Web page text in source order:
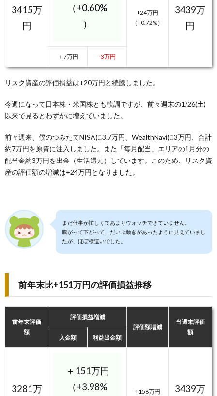
3415万
円
（+0.60%
）
+24万円
（+0.72%）
3439万
円
＋7万円 -3万円
リスク資産の評価損益は+20万円と続騰しました。
今週になって日本株・米国株とも軟調ですが、前々週末の1/26(土)
以来で見るとわずかに増えていました。
前々週来、僕のつみたてNISAに3.7万円、WealthNaviに3万円、合計
約7万円を原資に注入しました。また「毎月配当」エリアの1月分の
配当金約3万円を出金（生活還元）しています。このため、リスク資
産の評価額の増減は+24万円となりました。
まだ仕事が忙しくてあまりウォッチできていません。
騰がって下がって、だいぶ動きがあったように見えていまし
たが、ほぼ横這いでした。
前年末比+151万円の評価損益推移
前年末評価
額
評価損益増減
評価額増減
当週末評価
額
入金額 利益出金額
3281万
＋151万円
（+3.98%
+158万円 3439万